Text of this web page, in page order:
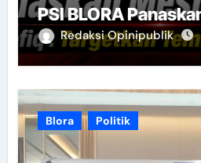
PSI BLORA
Redaksi Opinipublik
Blora Politik